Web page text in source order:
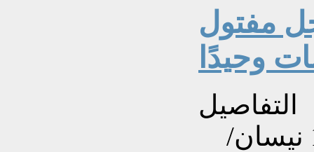
مفتول
التفاصيل
تم إنشاءه بتاريخ الأربعاء, 16 نيسان/